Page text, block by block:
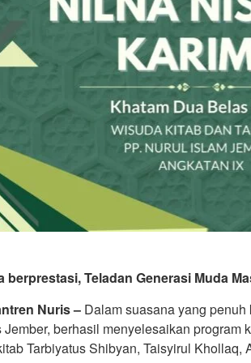
berprestasi, Teladan Generasi Muda
Nuris – Dalam suasana yang
Jember, berhasil menyelesaikan program
Tarbiyatus Shibyan, Taisyirul